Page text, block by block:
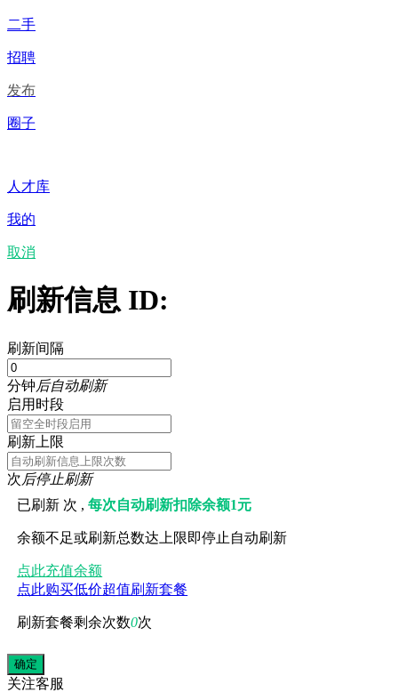
二手
招聘
发布
圈子
人才库
我的
取消
刷新信息 ID:
刷新间隔
分钟后自动刷新
启用时段
刷新上限
次后停止刷新
已刷新次 ,每次自动刷新扣除余额1元
余额不足或刷新总数达上限即停止自动刷新
点此充值余额
点此购买低价超值刷新套餐
刷新套餐剩余次数0次
关注客服